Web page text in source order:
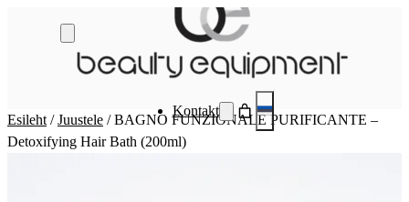
Kontakt
Esileht /Juustele / BAGNO FUNZIONALE PURIFICANTE –
Detoxifying Hair Bath (200ml)